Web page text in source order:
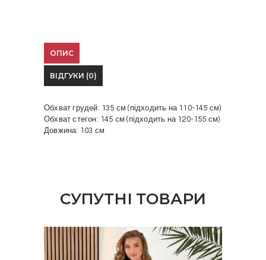
ОПИС
ВІДГУКИ (0)
Обхват грудей: 135 см (підходить на 110-145 см)
Обхват стегон: 145 см (підходить на 120-155 см)
Довжина: 103 см
СУПУТНІ ТОВАРИ